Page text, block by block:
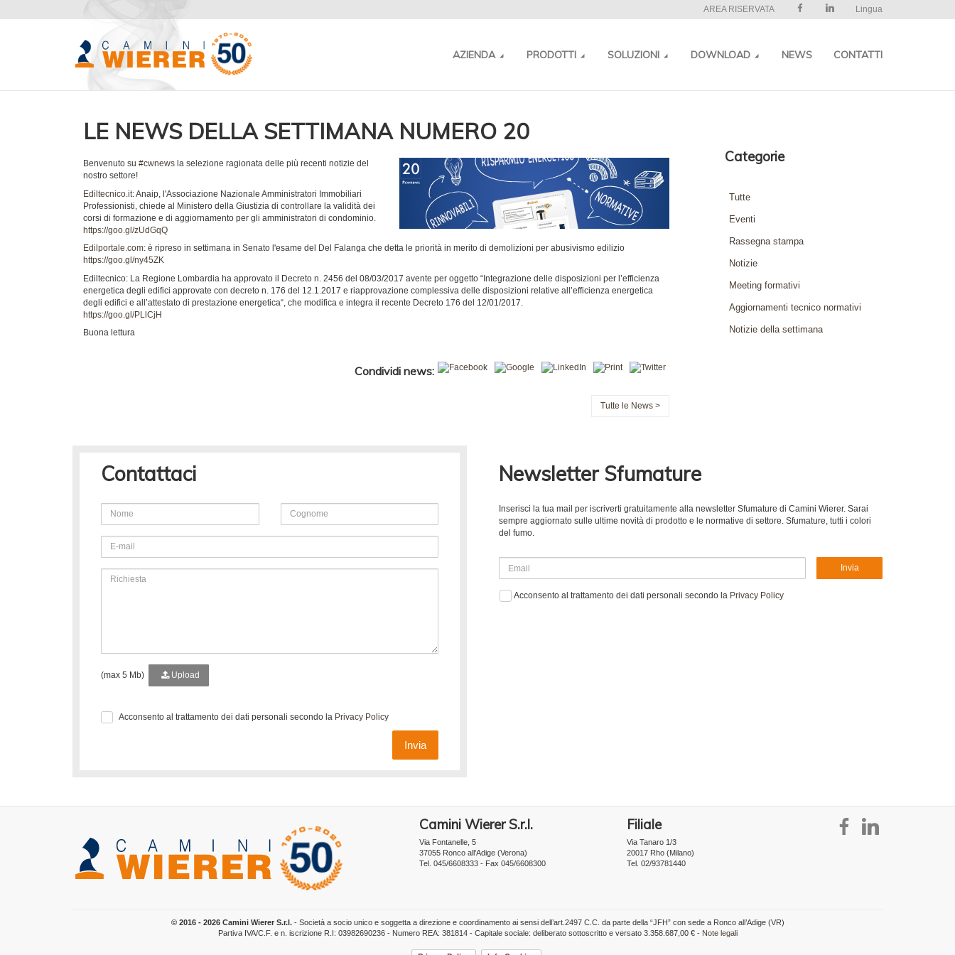
AREA RISERVATA Lingua
AZIENDA PRODOTTI SOLUZIONI DOWNLOAD NEWS CONTATTI
LE NEWS DELLA SETTIMANA NUMERO 20
Benvenuto su #cwnews la selezione ragionata delle più recenti notizie del
nostro settore!
Ediltecnico.it: Anaip, l'Associazione Nazionale Amministratori Immobiliari
Professionisti, chiede al Ministero della Giustizia di controllare la validità dei
corsi di formazione e di aggiornamento per gli amministratori di condominio.
https://goo.gl/zUdGqQ
Edilportale.com: è ripreso in settimana in Senato l'esame del Del Falanga che detta le priorità in merito di demolizioni per abusivismo edilizio
https://goo.gl/ny45ZK
Ediltecnico: La Regione Lombardia ha approvato il Decreto n. 2456 del 08/03/2017 avente per oggetto “Integrazione delle disposizioni per l’efficienza
energetica degli edifici approvate con decreto n. 176 del 12.1.2017 e riapprovazione complessiva delle disposizioni relative all’efficienza energetica
degli edifici e all’attestato di prestazione energetica“, che modifica e integra il recente Decreto 176 del 12/01/2017.
https://goo.gl/PLlCjH
Buona lettura
Condividi news:
Tutte le News >
Categorie
Tutte
Eventi
Rassegna stampa
Notizie
Meeting formativi
Aggiornamenti tecnico normativi
Notizie della settimana
Contattaci
(max 5 Mb) Upload
Acconsento al trattamento dei dati personali secondo la Privacy Policy
Invia
Newsletter Sfumature
Inserisci la tua mail per iscriverti gratuitamente alla newsletter Sfumature di Camini Wierer. Sarai
sempre aggiornato sulle ultime novità di prodotto e le normative di settore. Sfumature, tutti i colori
del fumo.
Invia
Acconsento al trattamento dei dati personali secondo la Privacy Policy
Camini Wierer S.r.l.
Via Fontanelle, 5
37055 Ronco all'Adige (Verona)
Tel. 045/6608333 - Fax 045/6608300
Filiale
Via Tanaro 1/3
20017 Rho (Milano)
Tel. 02/93781440
© 2016 - 2026 Camini Wierer S.r.l.- Società a socio unico e soggetta a direzione e coordinamento ai sensi dell’art.2497 C.C. da parte della “JFH” con sede a Ronco all’Adige (VR)
Partiva IVA/C.F. e n. iscrizione R.I: 03982690236 - Numero REA: 381814 - Capitale sociale: deliberato sottoscritto e versato 3.358.687,00 € - Note legali